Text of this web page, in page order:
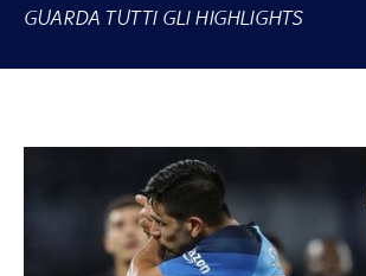
GUARDA TUTTI GLI HIGHLIGHTS